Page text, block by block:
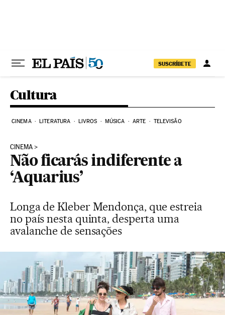
SUSCRÍBETE
Cultura
CINEMA LITERATURA LIVROS MÚSICA ARTE TELEVISÃO
CINEMA
Não ficarás indiferente a
‘Aquarius’
Longa de Kleber Mendonça, que estreia
no país nesta quinta, desperta uma
avalanche de sensações